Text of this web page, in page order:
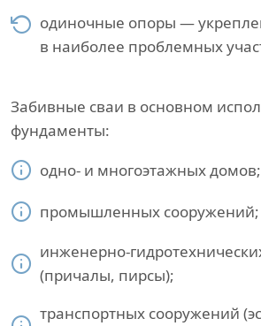
одиночные опоры —
в наиболее проблемных
Забивные сваи в основном
фундаменты:
одно- и многоэтажных домов;
промышленных сооружений;
инженерно-
(причалы, пирсы);
транспортных сооружений